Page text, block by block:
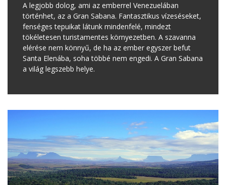
A legjobb dolog, ami az emberrel Venezuelában
történhet, az a Gran Sabana. Fantasztikus vízeséseket,
fenséges tepuikat látunk mindenfelé, mindezt
tökéletesen turistamentes környezetben. A szavanna
elérése nem könnyű, de ha az ember egyszer befut
Santa Elenába, soha többé nem engedi. A Gran Sabana
a világ legszebb helye.